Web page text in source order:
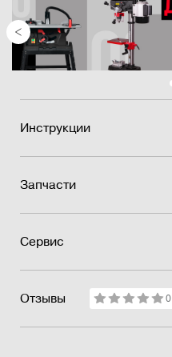
Инструкции
Запчасти
Сервис
Отзывы 0